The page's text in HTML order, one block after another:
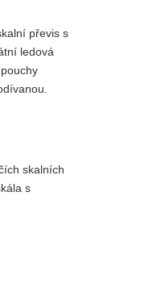
převis s
ledová
skalních
s